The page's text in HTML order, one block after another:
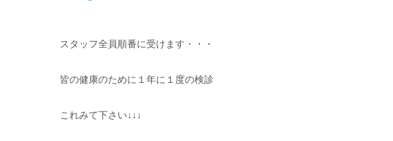
スタッフ全員順番に受けます・・・
皆の健康のために１年に１度の検診
これみて下さい↓↓↓